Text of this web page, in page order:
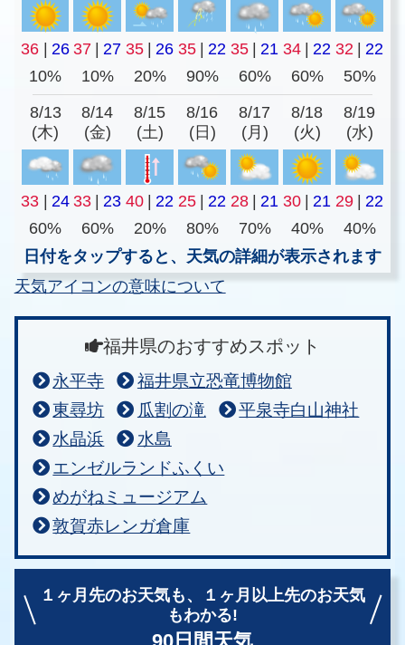
36 26 37 27 35 26 35 22 35 21 34 22 32
22
10%
10% 20% 90% 60% 60% 50%
8/13
(木)
8/14
(金)
8/15
(土)
8/16
(日)
8/17
(月)
8/18
(火)
8/19
(水)
33 24 33 23 40 22 25 22 28 21 30 21 29
22
60%
60% 20% 80% 70% 40%
40%
日付をタップすると、天気の詳細が表示されます
天気アイコンの意味について
福井県のおすすめスポット
永平寺
福井県立恐竜博物館
東尋坊
瓜割の滝
平泉寺白山神社
水晶浜
水島
エンゼルランドふくい
めがねミュージアム
敦賀赤レンガ倉庫
１ヶ月先のお天気も、
１ヶ月以上先のお天気
もわかる!